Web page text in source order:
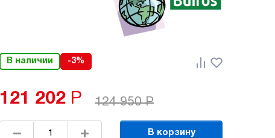
В наличии -3%
121 202 Р 124 950 Р
В корзину